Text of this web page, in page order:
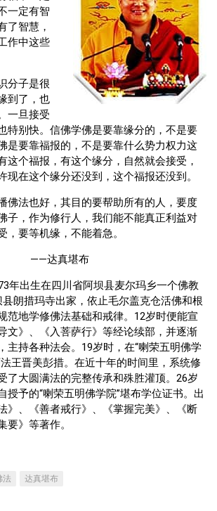
一定有智
了智慧，
作中这些
分子是很
到了，也
一旦接受
特别快。信佛学佛是要靠缘分的，不是要
是要靠福报的，不是要靠什么势力权力这
这个福报，有这个缘分，自然就会接受，
现在这个缘分还没到，这个福报还没到。
佛法也好，其目的要帮助所有的人，要度
子，作为修行人，我们能不能真正利益对
，要等机缘，不能着急。
——达真堪布
年出生在四川省阿坝县麦尔玛乡一个佛教
朗措玛寺出家，依止毛尔盖克仓活佛和根
范地学修佛法基础和戒律。12岁时便能宣
文》、《入菩萨行》等经论续部，并逐渐
主持各种法会。19岁时，在“喇荣五明佛学
王晋美彭措。在近十年的时间里，系统修
了大圆满法的完整传承和殊胜灌顶。26岁
授予的“喇荣五明佛学院”堪布学位证书。出
》、《善者戒行》、《掌握完美》、《断
要》等著作。
法 达真堪布